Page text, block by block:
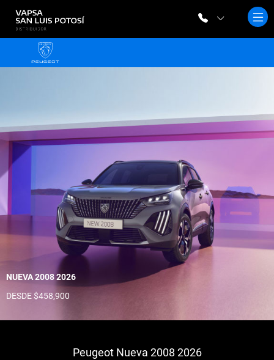
NUEVA 2008 2026
DESDE $458,900
Peugeot Nueva 2008 2026